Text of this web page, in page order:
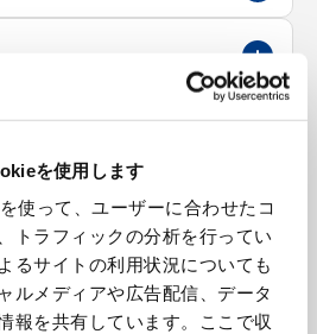
を使用します
使って、ユーザーに合わせたコ
トラフィックの分析を行ってい
るサイトの利用状況についても
ルメディアや広告配信、データ
報を共有しています。ここで収